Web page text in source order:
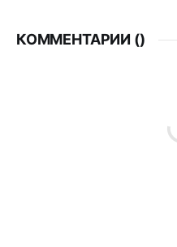
КОММЕНТАРИИ ()